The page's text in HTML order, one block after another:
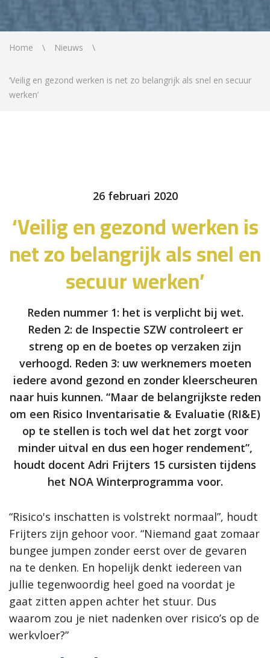
Home Nieuws
‘Veilig en gezond werken is net zo belangrijk als snel en secuur
werken’
26 februari 2020
‘Veilig en gezond werken is
net zo belangrijk als snel en
secuur werken’
Reden nummer 1: het is verplicht bij wet.
Reden 2: de Inspectie SZW controleert er
streng op en de boetes op verzaken zijn
verhoogd. Reden 3: uw werknemers moeten
iedere avond gezond en zonder kleerscheuren
naar huis kunnen. “Maar de belangrijkste reden
om een Risico Inventarisatie & Evaluatie (RI&E)
op te stellen is toch wel dat het zorgt voor
minder uitval en dus een hoger rendement”,
houdt docent Adri Frijters 15 cursisten tijdens
het NOA Winterprogramma voor.
“Risico's inschatten is volstrekt normaal”, houdt
Frijters zijn gehoor voor. “Niemand gaat zomaar
bungee jumpen zonder eerst over de gevaren
na te denken. En hopelijk denkt iedereen van
jullie tegenwoordig heel goed na voordat je
gaat zitten appen achter het stuur. Dus
waarom zou je niet nadenken over risico’s op de
werkvloer?”